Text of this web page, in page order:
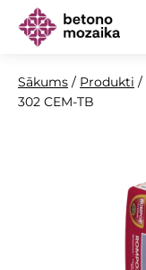
Sākums / Produkti /
302 CEM-TB